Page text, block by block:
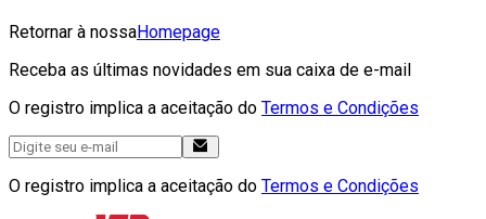
Retornar à nossaHomepage
Receba as últimas novidades em sua caixa de e-mail
O registro implica a aceitação do Termos e Condições
O registro implica a aceitação do Termos e Condições